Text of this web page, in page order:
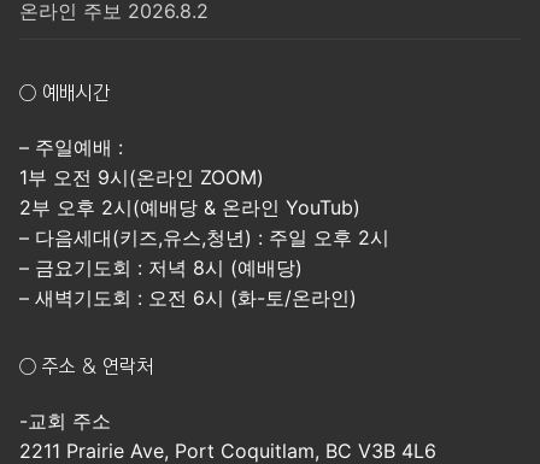
온라인 주보 2026.8.2
○ 예배시간
– 주일예배 :
1부 오전 9시(온라인 ZOOM)
2부 오후 2시(예배당 & 온라인 YouTub)
– 다음세대(키즈,유스,청년) : 주일 오후 2시
– 금요기도회 : 저녁 8시 (예배당)
– 새벽기도회 : 오전 6시 (화-토/온라인)
○ 주소 & 연락처
-교회 주소
2211 Prairie Ave, Port Coquitlam, BC V3B 4L6